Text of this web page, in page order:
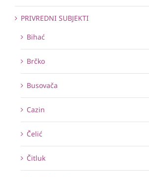
PRIVREDNI SUBJEKTI
Bihać
Brčko
Busovača
Cazin
Čelić
Čitluk